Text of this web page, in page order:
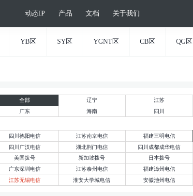
动态IP 产品 文档 关于我们
YB区 SY区 YGNT区 CB区 QG区
全部 辽宁 江苏
广东
海南 四川
四川德阳电信 江苏南京电信 福建三明电信
四川广汉电信
湖北荆门电信 四川成都成华电信
美国拨号
新加坡拨号 日本拨号
广东深圳电信
江苏泰州电信 福建漳州电信
江苏无锡电信
淮安大学城电信 安徽池州电信